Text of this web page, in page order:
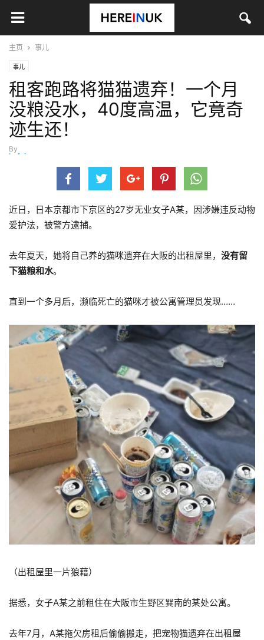
主页 事儿
事儿
租客跑路将猫猫遗弃！一个月
没粮没水，40度高温，它竟奇
迹生还！
By
hefei
近日，日本京都市下京区的27岁无业女子A某，因涉嫌违反动物
爱护法，被警方逮捕。
去年夏天，她将自己养的猫咪遗弃在大阪的出租屋里， 没有留
下猫粮和水。
直到一个多月后，濒临死亡的猫咪才被公寓管理员发现……
（出租屋里一片狼藉）
据悉，女子A某之前租住在大阪市生野区巽南的某处公寓。
去年7月，A某拖欠房租后偷偷搬走，把宠物猫遗弃在出租屋